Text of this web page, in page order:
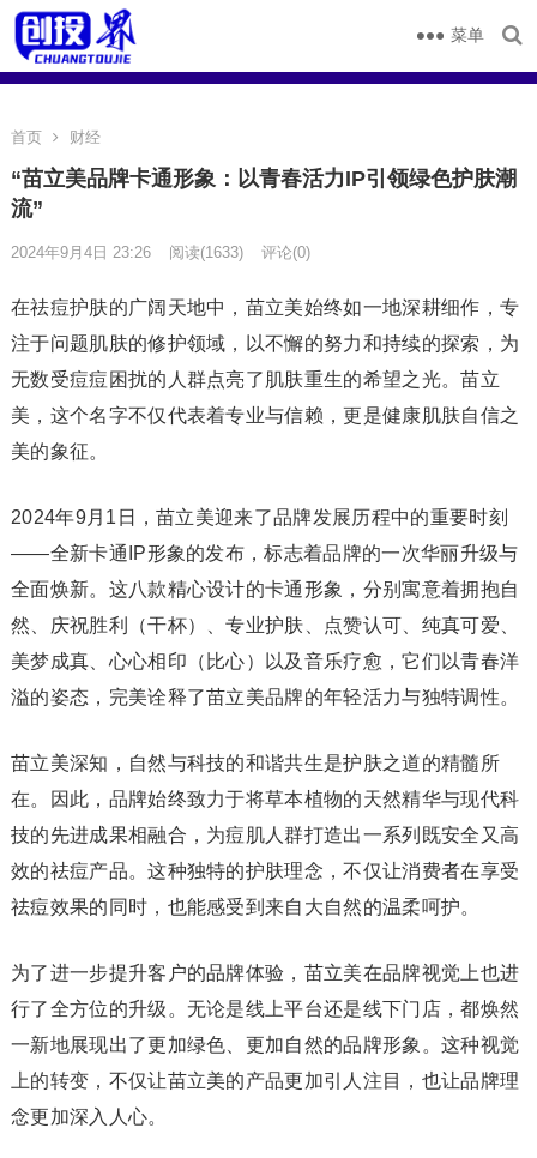
菜单
首页 财经
“苗立美品牌卡通形象：以青春活力IP引领绿色护肤潮
流”
2024年9月4日 23:26 阅读(1633) 评论(0)
在祛痘护肤的广阔天地中，苗立美始终如一地深耕细作，专
注于问题肌肤的修护领域，以不懈的努力和持续的探索，为
无数受痘痘困扰的人群点亮了肌肤重生的希望之光。苗立
美，这个名字不仅代表着专业与信赖，更是健康肌肤自信之
美的象征。
2024年9月1日，苗立美迎来了品牌发展历程中的重要时刻
——全新卡通IP形象的发布，标志着品牌的一次华丽升级与
全面焕新。这八款精心设计的卡通形象，分别寓意着拥抱自
然、庆祝胜利（干杯）、专业护肤、点赞认可、纯真可爱、
美梦成真、心心相印（比心）以及音乐疗愈，它们以青春洋
溢的姿态，完美诠释了苗立美品牌的年轻活力与独特调性。
苗立美深知，自然与科技的和谐共生是护肤之道的精髓所
在。因此，品牌始终致力于将草本植物的天然精华与现代科
技的先进成果相融合，为痘肌人群打造出一系列既安全又高
效的祛痘产品。这种独特的护肤理念，不仅让消费者在享受
祛痘效果的同时，也能感受到来自大自然的温柔呵护。
为了进一步提升客户的品牌体验，苗立美在品牌视觉上也进
行了全方位的升级。无论是线上平台还是线下门店，都焕然
一新地展现出了更加绿色、更加自然的品牌形象。这种视觉
上的转变，不仅让苗立美的产品更加引人注目，也让品牌理
念更加深入人心。